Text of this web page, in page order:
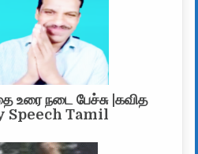
உரை நடை பேச்சு |கவித
Speech Tamil